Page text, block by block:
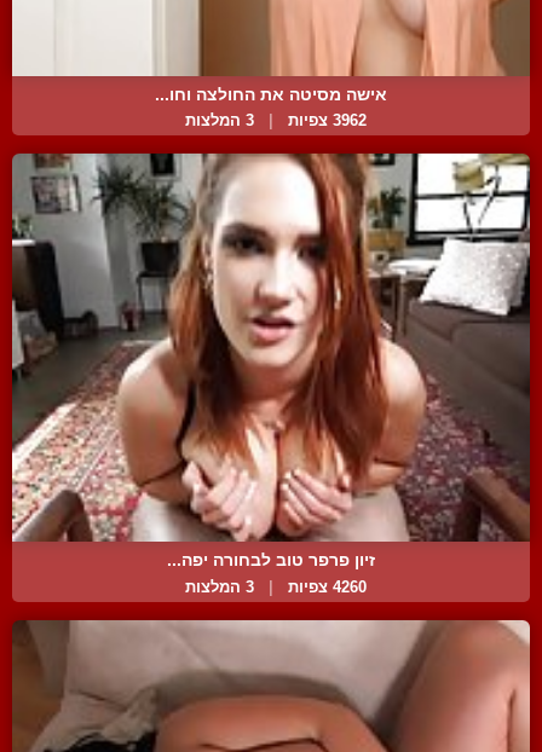
אישה מסיטה את החולצה וחו...
3962 צפיות 3 המלצות
זיון פרפר טוב לבחורה יפה...
4260 צפיות 3 המלצות